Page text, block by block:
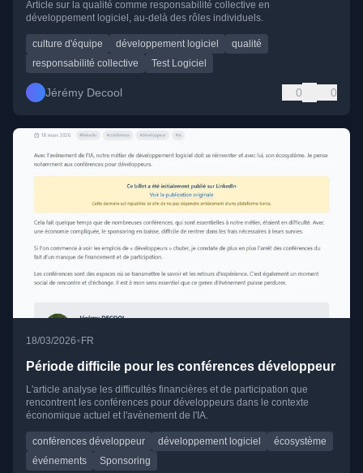
Article sur la qualité comme responsabilité collective en
développement logiciel, au-delà des rôles individuels.
culture d'équipe développement logiciel
qualité
responsabilité collective
Test Logiciel
Jérémy Decool 0 0
18/03/2026• FR
Période difficile pour les conférences développeur
L'article analyse les difficultés financières et de participation que
rencontrent les conférences pour développeurs dans le contexte
économique actuel et l'avènement de l'IA.
conférences développeur développement logiciel
écosystème
événements
Sponsoring